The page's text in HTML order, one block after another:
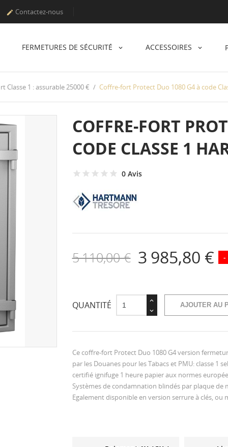
 Contactez-nous
FERMETURES DE SÉCURITÉ ACCESSOIRES
Classe 1 : assurable 25000 € Coffre-fort Protect Duo 1080 G4 à code
COFFRE-FORT
CODE CLASSE 1
0 Avis
5 110,00 € 3 985,80 € -
QUANTITÉ AJOUTER AU
Ce coffre-fort Protect Duo 1080 G4 version
par les Douanes pour les Tabacs et PMU: classe 1
certifié ignifuge 1 heure papier aux normes
Systèmes de condamnation blindés par plaque de
Egalement disponible en version serrure à clés, ou